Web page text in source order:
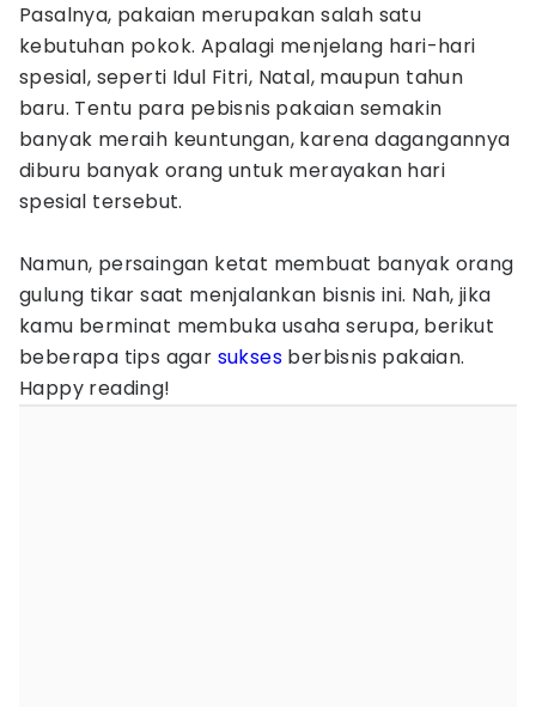
Pasalnya, pakaian merupakan salah satu
kebutuhan pokok. Apalagi menjelang hari-hari
spesial, seperti Idul Fitri, Natal, maupun tahun
baru. Tentu para pebisnis pakaian semakin
banyak meraih keuntungan, karena dagangannya
diburu banyak orang untuk merayakan hari
spesial tersebut.
Namun, persaingan ketat membuat banyak orang
gulung tikar saat menjalankan bisnis ini. Nah, jika
kamu berminat membuka usaha serupa, berikut
beberapa tips agar sukses berbisnis pakaian.
Happy reading!